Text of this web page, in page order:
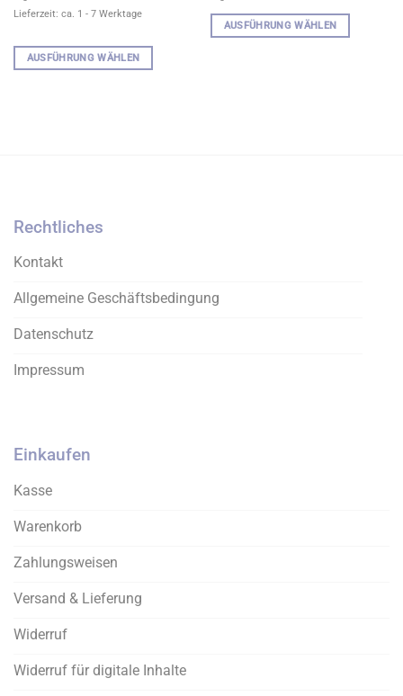
Lieferzeit: ca. 1 - 7 Werktage
AUSFÜHRUNG WÄHLEN
können
der
gewählt
AUSFÜHRUNG WÄHLEN
Rechtliches
Kontakt
Allgemeine Geschäftsbedingung
Datenschutz
Impressum
Einkaufen
Kasse
Warenkorb
Zahlungsweisen
Versand & Lieferung
Widerruf
Widerruf für digitale Inhalte